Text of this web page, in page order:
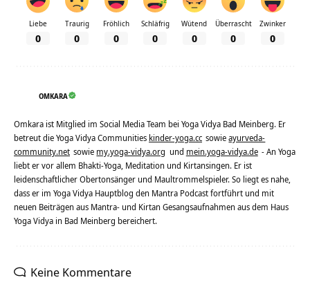
Liebe
0
Traurig
0
Fröhlich
0
Schläfrig
0
Wütend
0
Überrascht
0
Zwinker
0
OMKARA
Omkara ist Mitglied im Social Media Team bei Yoga Vidya Bad Meinberg. Er
betreut die Yoga Vidya Communities kinder-yoga.cc sowieayurveda-
community.net sowie my.yoga-vidya.org und mein.yoga-vidya.de - An Yoga
liebt er vor allem Bhakti-Yoga, Meditation und Kirtansingen. Er ist
leidenschaftlicher Obertonsänger und Maultrommelspieler. So liegt es nahe,
dass er im Yoga Vidya Hauptblog den Mantra Podcast fortführt und mit
neuen Beiträgen aus Mantra- und Kirtan Gesangsaufnahmen aus dem Haus
Yoga Vidya in Bad Meinberg bereichert.
Keine Kommentare